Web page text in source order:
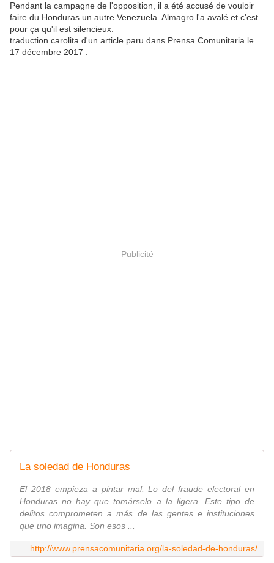
Pendant la campagne de l'opposition, il a été accusé de vouloir
faire du Honduras un autre Venezuela. Almagro l'a avalé et c'est
pour ça qu'il est silencieux.
traduction carolita d'un article paru dans Prensa Comunitaria le
17 décembre 2017 :
Publicité
La soledad de Honduras
El 2018 empieza a pintar mal. Lo del fraude electoral en
Honduras no hay que tomárselo a la ligera. Este tipo de
delitos comprometen a más de las gentes e instituciones
que uno imagina. Son esos ...
http://www.prensacomunitaria.org/la-soledad-de-honduras/